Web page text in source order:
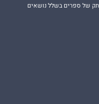
של ספרים בשלל נושאים